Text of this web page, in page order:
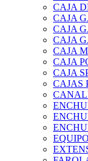
CAJA
CAJA
CAJA
CAJA
CAJA
CAJA
CAJA
CAJAS